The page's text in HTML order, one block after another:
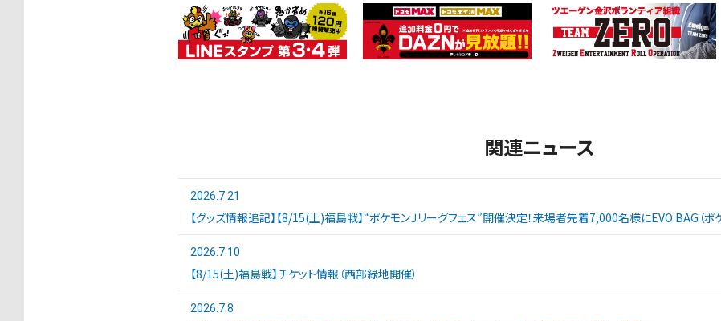
関連ニュース
2026.7.21
【グッズ情報追記】【8/15(土)福島戦】“ポケモンＪリーグフェス”開催決定！来場者先着7,000名様にEVO BAG（ポ
2026.7.10
【8/15(土)福島戦】チケット情報（西部緑地開催）
2026.7.8